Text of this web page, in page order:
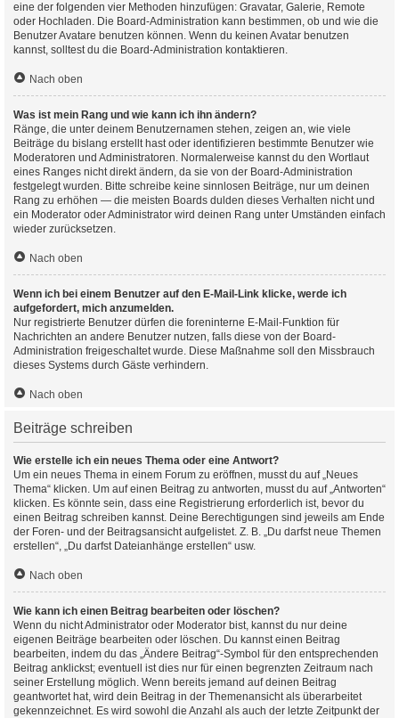
eine der folgenden vier Methoden hinzufügen: Gravatar, Galerie, Remote
oder Hochladen. Die Board-Administration kann bestimmen, ob und wie die
Benutzer Avatare benutzen können. Wenn du keinen Avatar benutzen
kannst, solltest du die Board-Administration kontaktieren.
Nach oben
Was ist mein Rang und wie kann ich ihn ändern?
Ränge, die unter deinem Benutzernamen stehen, zeigen an, wie viele
Beiträge du bislang erstellt hast oder identifizieren bestimmte Benutzer wie
Moderatoren und Administratoren. Normalerweise kannst du den Wortlaut
eines Ranges nicht direkt ändern, da sie von der Board-Administration
festgelegt wurden. Bitte schreibe keine sinnlosen Beiträge, nur um deinen
Rang zu erhöhen — die meisten Boards dulden dieses Verhalten nicht und
ein Moderator oder Administrator wird deinen Rang unter Umständen einfach
wieder zurücksetzen.
Nach oben
Wenn ich bei einem Benutzer auf den E-Mail-Link klicke, werde ich
aufgefordert, mich anzumelden.
Nur registrierte Benutzer dürfen die foreninterne E-Mail-Funktion für
Nachrichten an andere Benutzer nutzen, falls diese von der Board-
Administration freigeschaltet wurde. Diese Maßnahme soll den Missbrauch
dieses Systems durch Gäste verhindern.
Nach oben
Beiträge schreiben
Wie erstelle ich ein neues Thema oder eine Antwort?
Um ein neues Thema in einem Forum zu eröffnen, musst du auf „Neues
Thema“ klicken. Um auf einen Beitrag zu antworten, musst du auf „Antworten“
klicken. Es könnte sein, dass eine Registrierung erforderlich ist, bevor du
einen Beitrag schreiben kannst. Deine Berechtigungen sind jeweils am Ende
der Foren- und der Beitragsansicht aufgelistet. Z. B. „Du darfst neue Themen
erstellen“, „Du darfst Dateianhänge erstellen“ usw.
Nach oben
Wie kann ich einen Beitrag bearbeiten oder löschen?
Wenn du nicht Administrator oder Moderator bist, kannst du nur deine
eigenen Beiträge bearbeiten oder löschen. Du kannst einen Beitrag
bearbeiten, indem du das „Ändere Beitrag“-Symbol für den entsprechenden
Beitrag anklickst; eventuell ist dies nur für einen begrenzten Zeitraum nach
seiner Erstellung möglich. Wenn bereits jemand auf deinen Beitrag
geantwortet hat, wird dein Beitrag in der Themenansicht als überarbeitet
gekennzeichnet. Es wird sowohl die Anzahl als auch der letzte Zeitpunkt der